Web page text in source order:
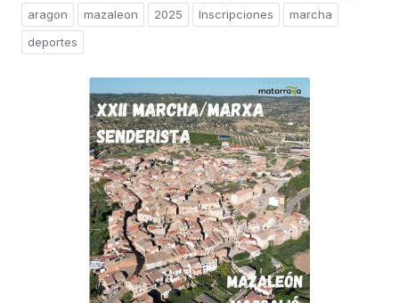
aragon
mazaleon 2025 Inscripciones
marcha
deportes